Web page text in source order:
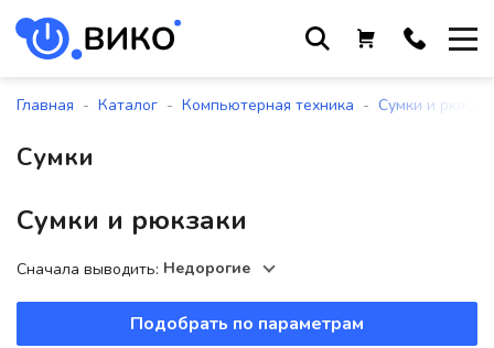
с понедельника по пятницу
sales@viko-t.by
Главная - Каталог - Компьютерная техника - Сумки и
Сумки
Сумки и рюкзаки
Сначала выводить: Недорогие
Подобрать по параметрам